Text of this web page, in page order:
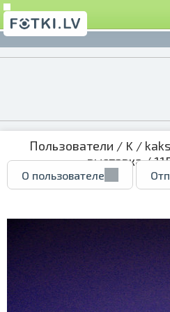
Пользователи / K /
выставка/
О пользователе